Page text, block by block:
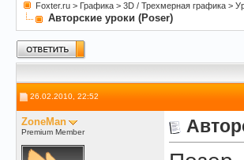
Foxter.ru > Графика > 3D / Трехмерная графика >
Авторские уроки (Poser)
26.02.2010, 22:52
ZoneMan
Premium Member